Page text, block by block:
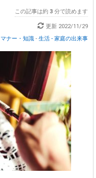
この記事は約 3 分で読めます
更新 2022/11/29
マナー・知識 - 生活 - 家庭の出来事